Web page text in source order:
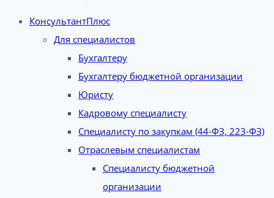
КонсультантПлюс
Для специалистов
Бухгалтеру
Бухгалтеру бюджетной организации
Юристу
Кадровому специалисту
Специалисту по закупкам (44-ФЗ, 223-ФЗ)
Отраслевым специалистам
Специалисту бюджетной
организации